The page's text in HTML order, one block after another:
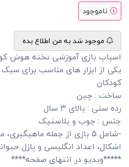
ناموجود
موجود شد به من اطلاع بده
اسباب بازی آموزشی تخته هوش کودک 5
یکی از ابزار های مناسب برای
کودکان
ساخت : چین
رده سنی : بالای 3 سال
جنس : چوب و پلاستیک
-شامل 5 بازی از جمله
اشکال، اعداد انگلیسی و پازل
*****ویدیو در انتهای صفحه****